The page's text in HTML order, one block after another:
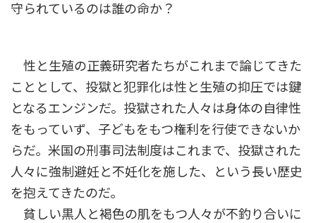
守られているのは誰の命か？
性と生殖の正義研究者たちがこれまで論じてきた
こととして、投獄と犯罪化は性と生殖の抑圧では鍵
となるエンジンだ。投獄された人々は身体の自律性
をもっていず、子どもをもつ権利を行使できないか
らだ。米国の刑事司法制度はこれまで、投獄された
人々に強制避妊と不妊化を施した、という長い歴史
を抱えてきたのだ。
貧しい黒人と褐色の肌をもつ人々が不釣り合いに